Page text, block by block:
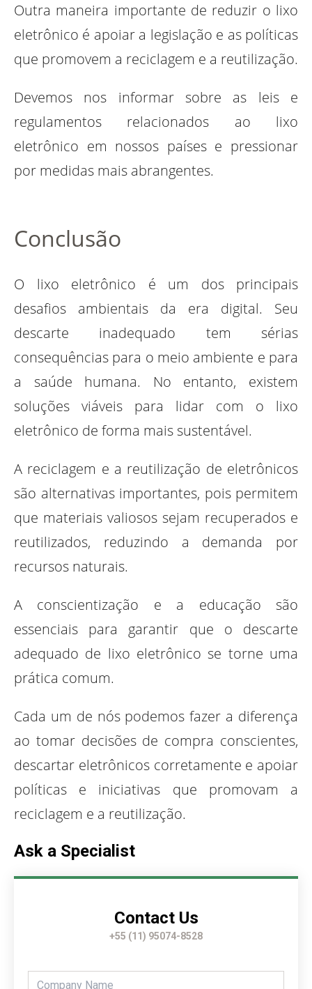
Outra maneira importante de reduzir o lixo
eletrônico é apoiar a legislação e as políticas
que promovem a reciclagem e a reutilização.
Devemos nos informar sobre as leis e
regulamentos relacionados ao lixo
eletrônico em nossos países e pressionar
por medidas mais abrangentes.
Conclusão
O lixo eletrônico é um dos principais
desafios ambientais da era digital. Seu
descarte inadequado tem sérias
consequências para o meio ambiente e para
a saúde humana. No entanto, existem
soluções viáveis ​​para lidar com o lixo
eletrônico de forma mais sustentável.
A reciclagem e a reutilização de eletrônicos
são alternativas importantes, pois permitem
que materiais valiosos sejam recuperados e
reutilizados, reduzindo a demanda por
recursos naturais.
A conscientização e a educação são
essenciais para garantir que o descarte
adequado de lixo eletrônico se torne uma
prática comum.
Cada um de nós podemos fazer a diferença
ao tomar decisões de compra conscientes,
descartar eletrônicos corretamente e apoiar
políticas e iniciativas que promovam a
reciclagem e a reutilização.
Ask a Specialist
Contact Us
+55 (11) 95074-8528